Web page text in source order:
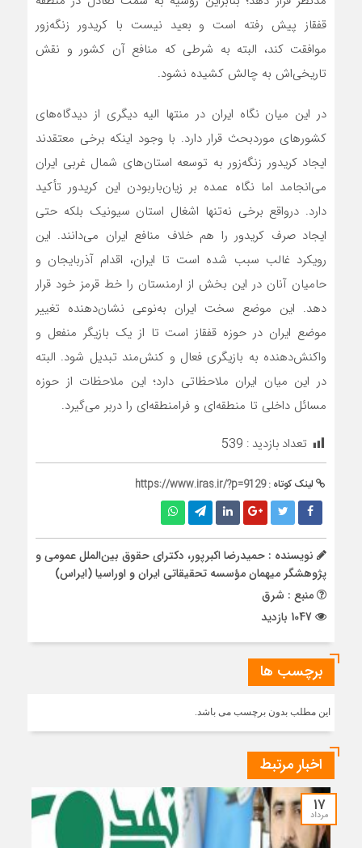
قفقاز پیش رفته است و بعید نیست با کریدور زنگه‌زور
موافقت کند، البته به شرطی که منافع آن کشور و نقش
تاریخی‌اش به چالش کشیده نشود.
در این میان نگاه ایران در منتها الیه دیگری از دیدگاه‌های
کشورهای مورد‌بحث قرار دارد. با وجود اینکه برخی معتقدند
ایجاد کریدور زنگه‌زور به توسعه استان‌های شمال غربی ایران
می‌انجامد اما نگاه عمده بر زیان‌باربودن این کریدور تأکید
دارد. درواقع برخی نه‌تنها اشغال استان سیونیک بلکه حتی
ایجاد صرف کریدور را هم خلاف منافع ایران می‌دانند. این
رویکرد غالب سبب شده است تا ایران، اقدام آذربایجان و
حامیان آنان در این بخش از ارمنستان را خط قرمز خود قرار
دهد. این موضع سخت ایران به‌نوعی نشان‌دهنده تغییر
موضع ایران در حوزه قفقاز است تا از یک بازیگر منفعل و
واکنش‌دهنده به بازیگری فعال و کنش‌مند تبدیل شود. البته
در این میان ایران ملاحظاتی دارد؛ این ملاحظات از حوزه
مسائل داخلی تا منطقه‌ای و فرامنطقه‌ای را دربر می‌گیرد.
تعداد بازدید : 539
لینک کوتاه :https://www.iras.ir/?p=9129
نویسنده : حمیدرضا اکبرپور، دکترای حقوق بین‌الملل عمومی و
پژوهشگر میهمان مؤسسه تحقیقاتی ایران و اوراسیا (ایراس)
منبع : شرق
برچسب ها
این مطلب بدون برچسب می باشد.
اخبار مرتبط
۱۷
مرداد